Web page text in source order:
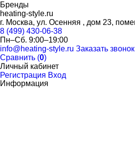
Бренды
heating-style.ru
г. Москва, ул. Осенняя , дом 23,
8 (499) 430-06-38
Пн–Сб. 9:00–19:00
info@heating-style.ru Заказать звонок
Сравнить (0)
Личный кабинет
Регистрация Вход
Информация